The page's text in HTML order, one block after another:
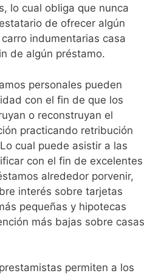
lo cual obliga que nunca
de ofrecer algún
indumentarias casa
de algún préstamo.
personales pueden
con el fin de que los
o reconstruyan el
practicando retribución
cual puede asistir a las
con el fin de excelentes
alrededor porvenir,
interés sobre tarjetas
pequeñas y hipotecas
más bajas sobre casas
permiten a los